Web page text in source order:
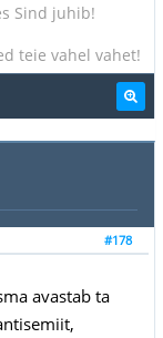
Sind juhib!
teie vahel vahet!
#178
avastab ta